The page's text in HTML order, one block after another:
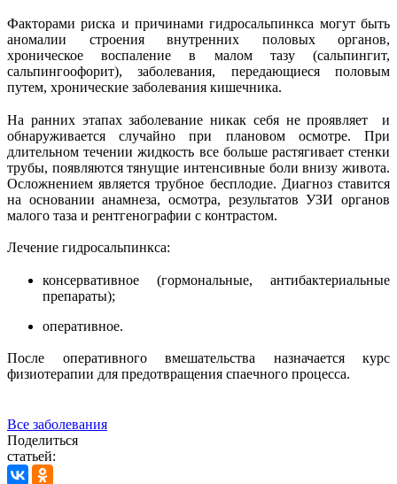
Факторами риска и причинами гидросальпинкса могут быть
аномалии строения внутренних половых органов,
хроническое воспаление в малом тазу (сальпингит,
сальпингоофорит), заболевания, передающиеся половым
путем, хронические заболевания кишечника.
На ранних этапах заболевание никак себя не проявляет и
обнаруживается случайно при плановом осмотре. При
длительном течении жидкость все больше растягивает стенки
трубы, появляются тянущие интенсивные боли внизу живота.
Осложнением является трубное бесплодие. Диагноз ставится
на основании анамнеза, осмотра, результатов УЗИ органов
малого таза и рентгенографии с контрастом.
Лечение гидросальпинкса:
консервативное (гормональные, антибактериальные
препараты);
оперативное.
После оперативного вмешательства назначается курс
физиотерапии для предотвращения спаечного процесса.
Все заболевания
Поделиться
статьей: